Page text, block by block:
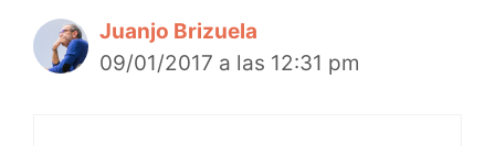
Juanjo Brizuela
09/01/2017 a las 12:31 pm